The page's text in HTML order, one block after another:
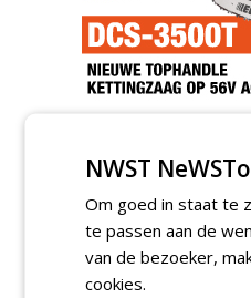
woensdag
Poel
NWST
Om goed in staat te
te passen aan de
van de bezoeker,
cookies.